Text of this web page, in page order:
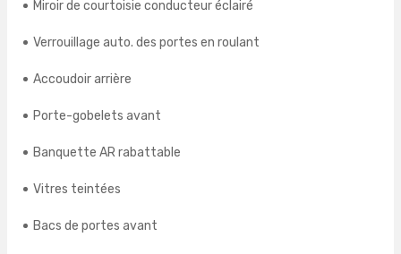
Miroir de courtoisie conducteur éclairé
Verrouillage auto. des portes en roulant
Accoudoir arrière
Porte-gobelets avant
Banquette AR rabattable
Vitres teintées
Bacs de portes avant